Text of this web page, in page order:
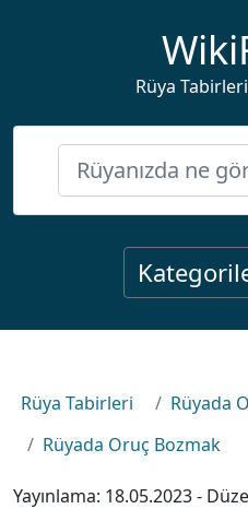
Rüya
Rüya Tabirleri
Rüyada
Rüyada Oruç Bozmak
Yayınlama: 18.05.2023-